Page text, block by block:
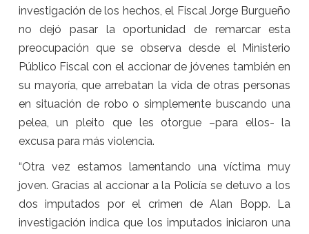
investigación de los hechos, el Fiscal Jorge Burgueño
no dejó pasar la oportunidad de remarcar esta
preocupación que se observa desde el Ministerio
Público Fiscal con el accionar de jóvenes también en
su mayoría, que arrebatan la vida de otras personas
en situación de robo o simplemente buscando una
pelea, un pleito que les otorgue –para ellos- la
excusa para más violencia.
“Otra vez estamos lamentando una víctima muy
joven. Gracias al accionar a la Policía se detuvo a los
dos imputados por el crimen de Alan Bopp. La
investigación indica que los imputados iniciaron una